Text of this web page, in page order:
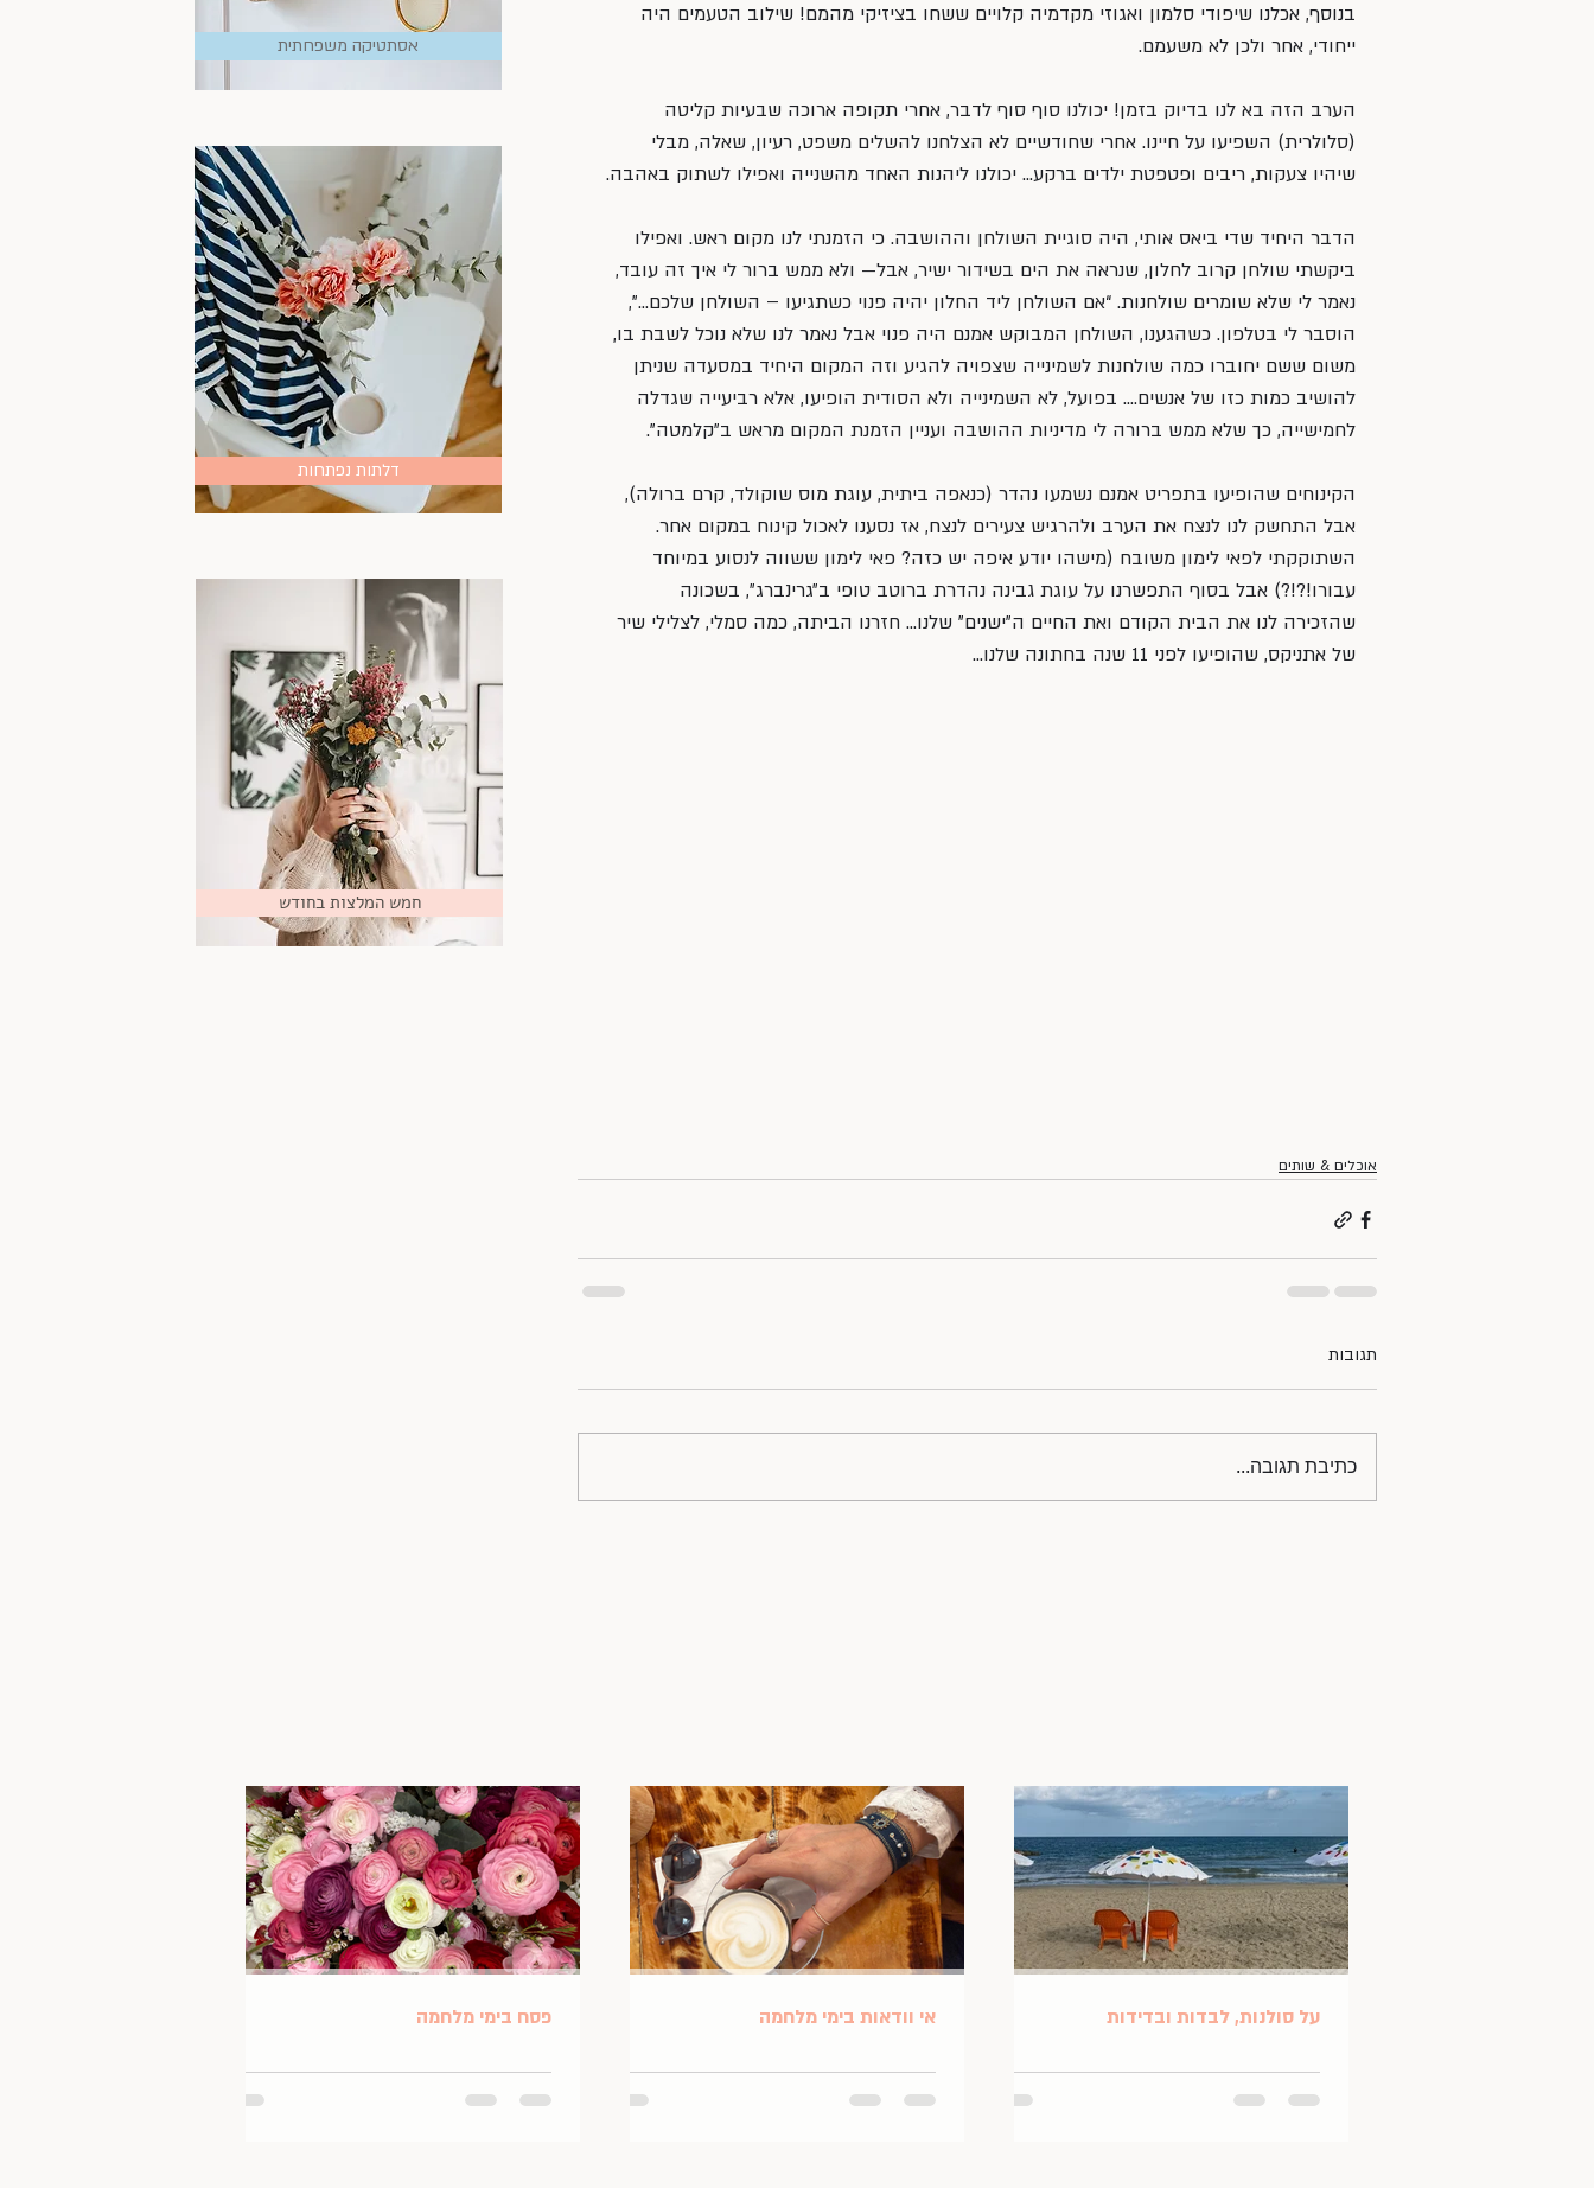
בנוסף, אכלנו שיפודי סלמון ואגוזי מקדמיה קלויים ששחו בציזיקי מהמם! שילוב הטעמים היה
ייחודי, אחר ולכן לא משעמם.
הערב הזה בא לנו בדיוק בזמן! יכולנו סוף סוף לדבר, אחרי תקופה ארוכה שבעיות קליטה
(סלולרית) השפיעו על חיינו. אחרי שחודשיים לא הצלחנו להשלים משפט, רעיון, שאלה, מבלי
שיהיו צעקות, ריבים ופטפטת ילדים ברקע… יכולנו ליהנות האחד מהשנייה ואפילו לשתוק באהבה.
הדבר היחיד שדי ביאס אותי, היה סוגיית השולחן וההושבה. כי הזמנתי לנו מקום ראש. ואפילו
ביקשתי שולחן קרוב לחלון, שנראה את הים בשידור ישיר, אבל— ולא ממש ברור לי איך זה עובד,
נאמר לי שלא שומרים שולחנות. “אם השולחן ליד החלון יהיה פנוי כשתגיעו – השולחן שלכם…”,
הוסבר לי בטלפון. כשהגענו, השולחן המבוקש אמנם היה פנוי אבל נאמר לנו שלא נוכל לשבת בו,
משום ששם יחוברו כמה שולחנות לשמינייה שצפויה להגיע וזה המקום היחיד במסעדה שניתן
להושיב כמות כזו של אנשים…. בפועל, לא השמינייה ולא הסודית הופיעו, אלא רביעייה שגדלה
לחמישייה, כך שלא ממש ברורה לי מדיניות ההושבה ועניין הזמנת המקום מראש ב”קלמטה”.
הקינוחים שהופיעו בתפריט אמנם נשמעו נהדר (כנאפה ביתית, עוגת מוס שוקולד, קרם ברולה),
אבל התחשק לנו לנצח את הערב ולהרגיש צעירים לנצח, אז נסענו לאכול קינוח במקום אחר.
השתוקקתי לפאי לימון משובח (מישהו יודע איפה יש כזה? פאי לימון ששווה לנסוע במיוחד
עבורו!?!?) אבל בסוף התפשרנו על עוגת גבינה נהדרת ברוטב טופי ב״גרינברג״, בשכונה
שהזכירה לנו את הבית הקודם ואת החיים ה”ישנים” שלנו… חזרנו הביתה, כמה סמלי, לצלילי שיר
של אתניקס, שהופיעו לפני 11 שנה בחתונה שלנו…
אוכלים & שותים
תגובות
כתיבת תגובה...
אסתטיקה משפחתית
דלתות נפתחות
חמש המלצות בחודש
על סולנות, לבדות ובדידות אי וודאות בימי מלחמה פסח בימי מלחמה